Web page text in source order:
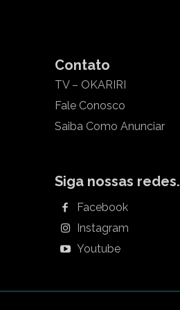
Contato
TV – OKARIRI
Fale Conosco
Saiba Como Anunciar
Siga nossas redes.
Facebook
Instagram
Youtube